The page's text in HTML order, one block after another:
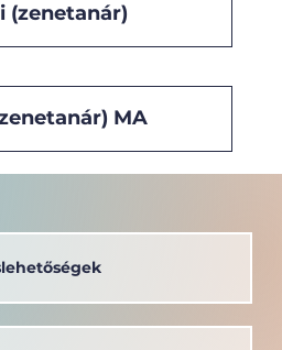
(zenetanár)
MA